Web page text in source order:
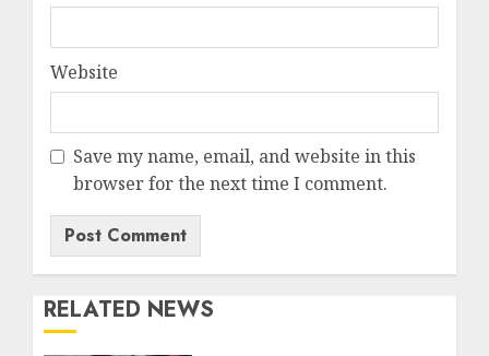
Website
Save my name, email, and website in this
browser for the next time I comment.
RELATED NEWS